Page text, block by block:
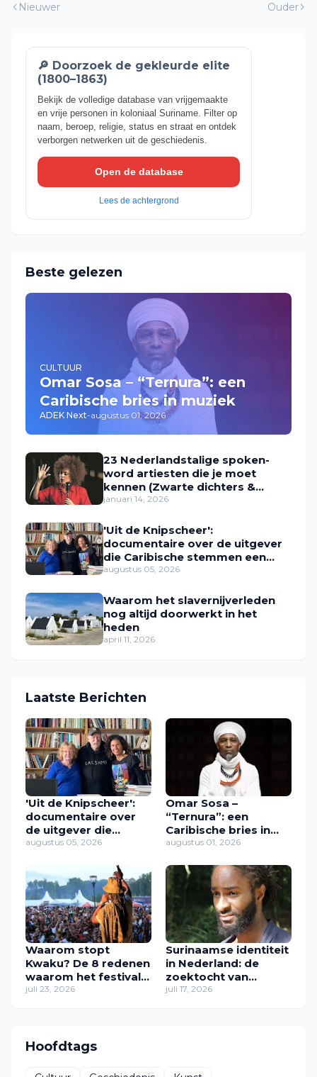
Nieuwer Ouder
🔎 Doorzoek de gekleurde elite
(1800–1863)
Bekijk de volledige database van vrijgemaakte
en vrije personen in koloniaal Suriname. Filter op
naam, beroep, religie, status en straat en ontdek
verborgen netwerken uit de geschiedenis.
Open de database
Lees de achtergrond
Beste gelezen
CULTUUR
Omar Sosa – “Ternura”: een
Caribische bries in muziek
ADEK Next-augustus 01, 2026
23 Nederlandstalige spoken-
word artiesten die je moet
kennen (Zwarte dichters &
performers in Nederland)
januari 14, 2026
'Uit de Knipscheer':
documentaire over de uitgever
die Caribische stemmen een
plek gaf
augustus 05, 2026
Waarom het slavernijverleden
nog altijd doorwerkt in het
heden
april 11, 2026
Laatste Berichten
'Uit de Knipscheer':
documentaire over
de uitgever die
Caribische stemmen
augustus 05, 2026
Omar Sosa –
“Ternura”: een
Caribische bries in
muziek
augustus 01, 2026
Waarom stopt
Kwaku? De 8 redenen
waarom het festival
in zijn huidige vorm
juli 23, 2026
Surinaamse identiteit
in Nederland: de
zoektocht van
Zawdie Sandvliet
juli 17, 2026
Hoofdtags